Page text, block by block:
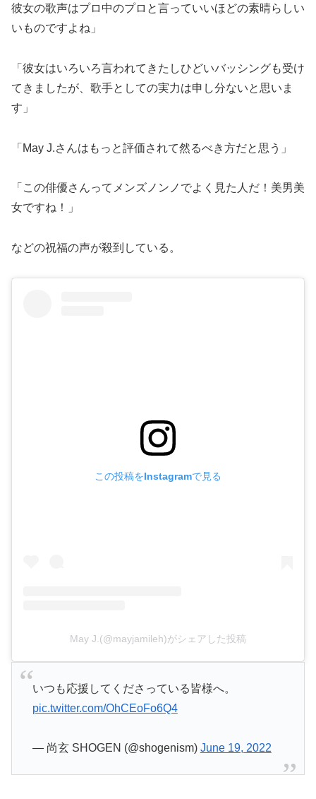
彼女の歌声はプロ中のプロと言っていいほどの素晴らしい
いものですよね」
「彼女はいろいろ言われてきたしひどいバッシングも受け
てきましたが、歌手としての実力は申し分ないと思いま
す」
「May J.さんはもっと評価されて然るべき方だと思う」
「この俳優さんってメンズノンノでよく見た人だ！美男美
女ですね！」
などの祝福の声が殺到している。
この投稿をInstagramで見る
May J.(@mayjamileh)がシェアした投稿
いつも応援してくださっている皆様へ。
pic.twitter.com/OhCEoFo6Q4
— 尚玄 SHOGEN (@shogenism) June 19, 2022